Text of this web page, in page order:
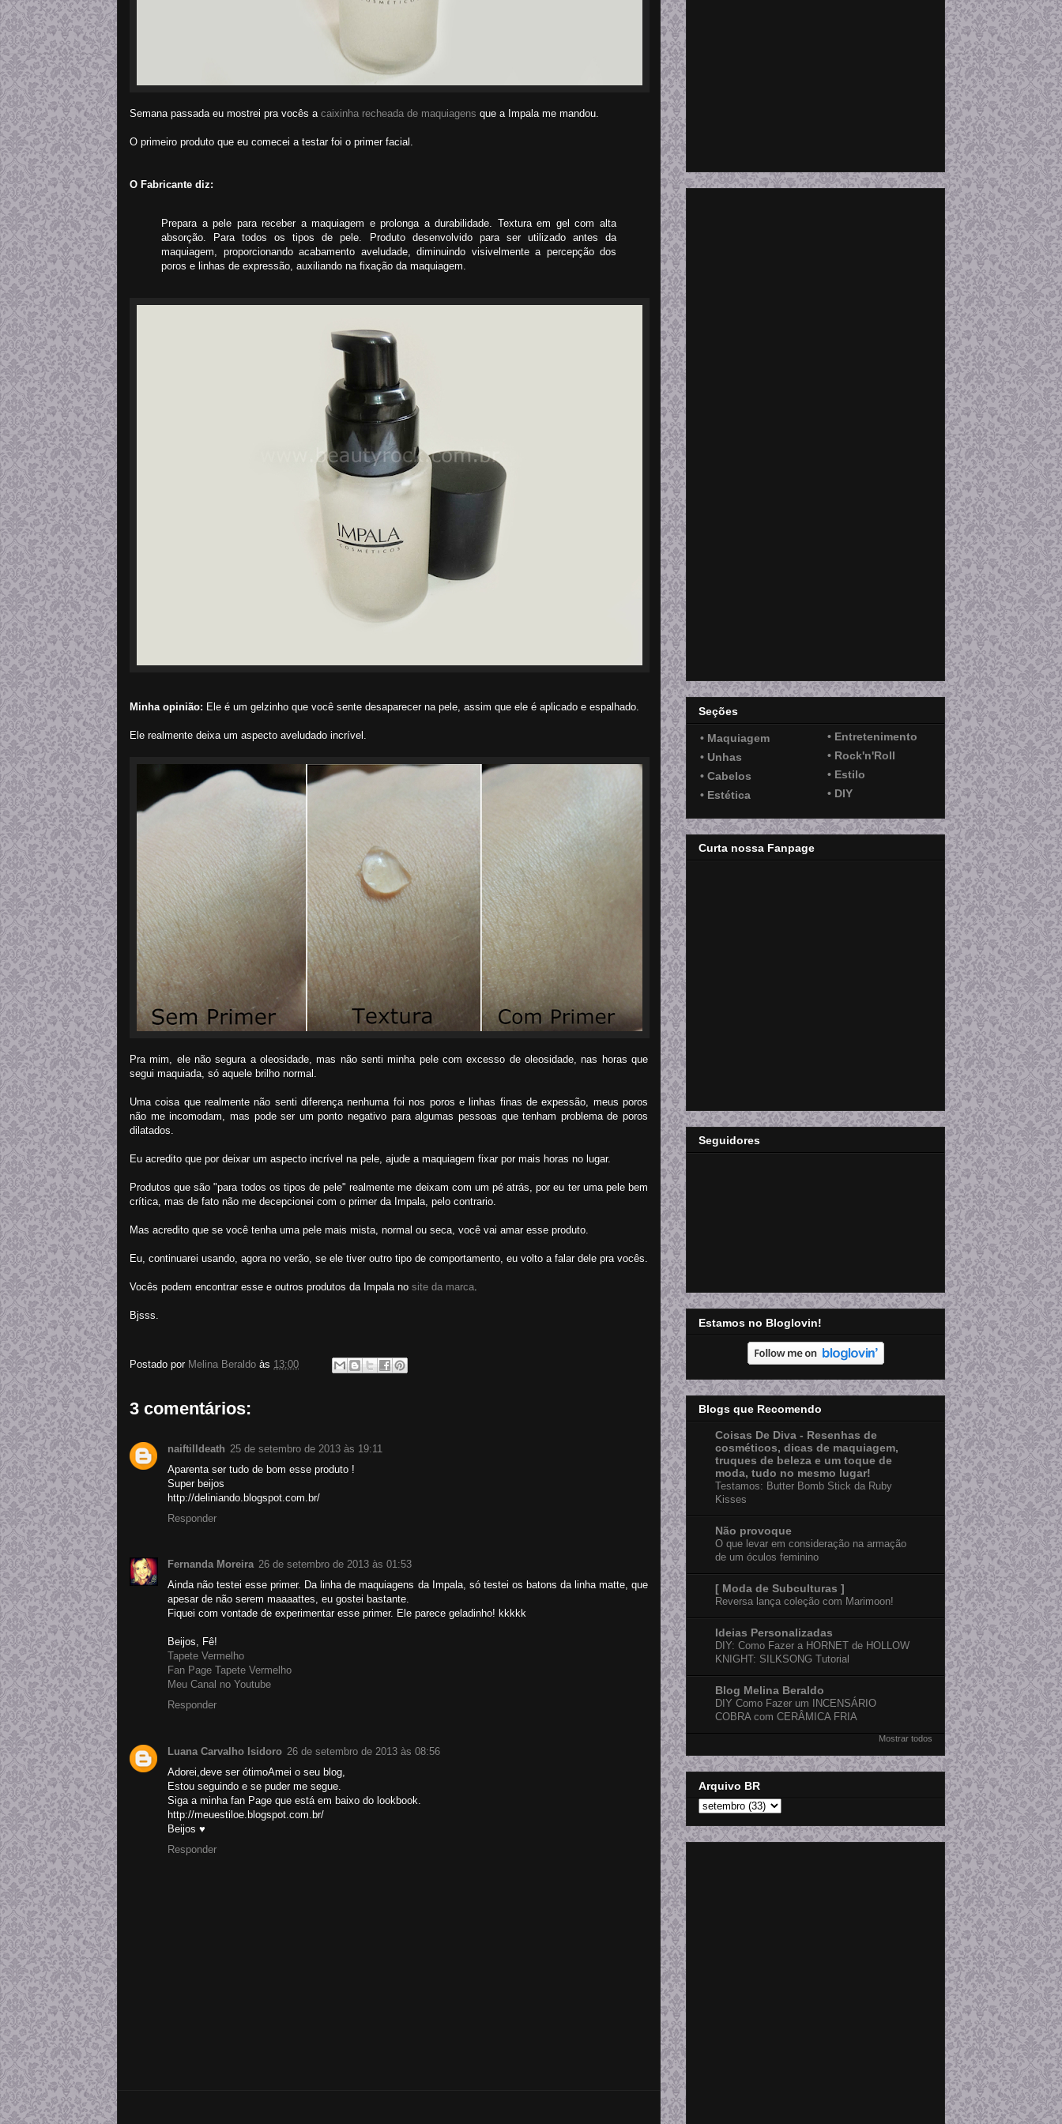
Semana passada eu mostrei pra vocês a caixinha recheada de maquiagens que a Impala me mandou.
O primeiro produto que eu comecei a testar foi o primer facial.
O Fabricante diz:
Prepara a pele para receber a maquiagem e prolonga a durabilidade. Textura em gel com alta
absorção. Para todos os tipos de pele. Produto desenvolvido para ser utilizado antes da
maquiagem, proporcionando acabamento aveludade, diminuindo visivelmente a percepção dos
poros e linhas de expressão, auxiliando na fixação da maquiagem.
Minha opinião: Ele é um gelzinho que você sente desaparecer na pele, assim que ele é aplicado e espalhado.
Ele realmente deixa um aspecto aveludado incrível.
Pra mim, ele não segura a oleosidade, mas não senti minha pele com excesso de oleosidade, nas horas que
segui maquiada, só aquele brilho normal.
Uma coisa que realmente não senti diferença nenhuma foi nos poros e linhas finas de expessão, meus poros
não me incomodam, mas pode ser um ponto negativo para algumas pessoas que tenham problema de poros
dilatados.
Eu acredito que por deixar um aspecto incrível na pele, ajude a maquiagem fixar por mais horas no lugar.
Produtos que são "para todos os tipos de pele" realmente me deixam com um pé atrás, por eu ter uma pele bem
crítica, mas de fato não me decepcionei com o primer da Impala, pelo contrario.
Mas acredito que se você tenha uma pele mais mista, normal ou seca, você vai amar esse produto.
Eu, continuarei usando, agora no verão, se ele tiver outro tipo de comportamento, eu volto a falar dele pra vocês.
Vocês podem encontrar esse e outros produtos da Impala no site da marca.
Bjsss.
Postado por Melina Beraldo às 13:00
3 comentários:
naiftilldeath 25 de setembro de 2013 às 19:11
Aparenta ser tudo de bom esse produto !
Super beijos
http://deliniando.blogspot.com.br/
Responder
Fernanda Moreira 26 de setembro de 2013 às 01:53
Ainda não testei esse primer. Da linha de maquiagens da Impala, só testei os batons da linha matte, que
apesar de não serem maaaattes, eu gostei bastante.
Fiquei com vontade de experimentar esse primer. Ele parece geladinho! kkkkk
Beijos, Fê!
Tapete Vermelho
Fan Page Tapete Vermelho
Meu Canal no Youtube
Responder
Luana Carvalho Isidoro 26 de setembro de 2013 às 08:56
Adorei,deve ser ótimoAmei o seu blog,
Estou seguindo e se puder me segue.
Siga a minha fan Page que está em baixo do lookbook.
http://meuestiloe.blogspot.com.br/
Beijos ♥
Responder
Seções
• Maquiagem
• Entretenimento
• Unhas
• Rock'n'Roll
• Cabelos
• Estilo
• Estética
• DIY
Curta nossa Fanpage
Seguidores
Estamos no Bloglovin!
Blogs que Recomendo
Coisas De Diva - Resenhas de
cosméticos, dicas de maquiagem,
truques de beleza e um toque de
moda, tudo no mesmo lugar!
Testamos: Butter Bomb Stick da Ruby
Kisses
Não provoque
O que levar em consideração na armação
de um óculos feminino
[ Moda de Subculturas ]
Reversa lança coleção com Marimoon!
Ideias Personalizadas
DIY: Como Fazer a HORNET de HOLLOW
KNIGHT: SILKSONG Tutorial
Blog Melina Beraldo
DIY Como Fazer um INCENSÁRIO
COBRA com CERÂMICA FRIA
Mostrar todos
Arquivo BR